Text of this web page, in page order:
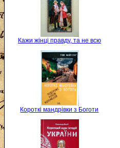
Кажи жінці правду, та не всю
Короткі мандрівки з Боготи